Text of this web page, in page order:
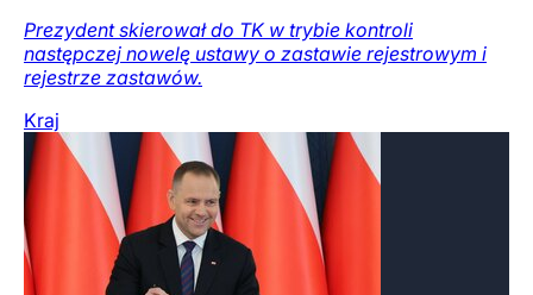
Prezydent skierował do TK w trybie kontroli
następczej nowelę ustawy o zastawie rejestrowym i
rejestrze zastawów.
Kraj